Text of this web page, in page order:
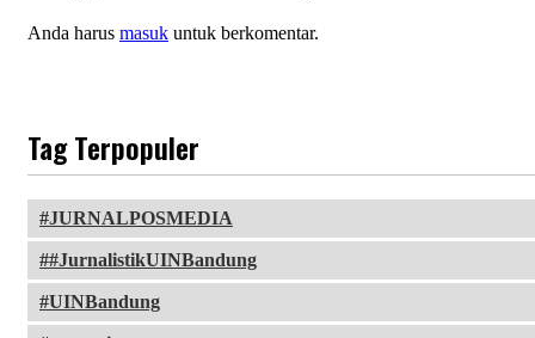
Anda harus masuk untuk berkomentar.
Tag Terpopuler
JURNALPOSMEDIA
#JurnalistikUINBandung
UINBandung